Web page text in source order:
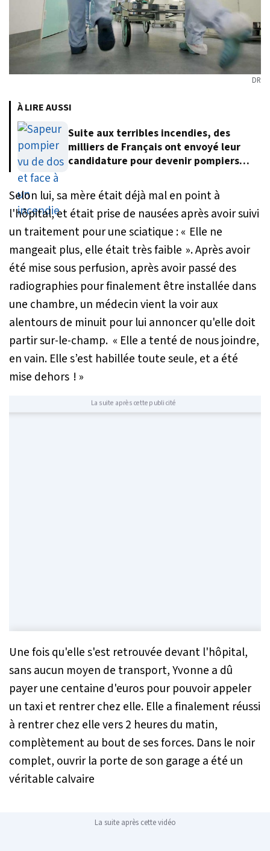
DR
À LIRE AUSSI
Suite aux terribles incendies, des
milliers de Français ont envoyé leur
candidature pour devenir pompiers
Selon lui, sa mère était déjà mal en point à
l'hôpital, et était prise de nausées après avoir suivi
un traitement pour une sciatique :« Elle ne
mangeait plus, elle était très faible ». Après avoir
été mise sous perfusion, après avoir passé des
radiographies pour finalement être installée dans
une chambre, un médecin vient la voir aux
alentours de minuit pour lui annoncer qu'elle doit
partir sur-le-champ. « Elle a tenté de nous joindre,
en vain. Elle s’est habillée toute seule, et a été
mise dehors ! »
La suite après cette publicité
Une fois qu'elle s'est retrouvée devant l'hôpital,
sans aucun moyen de transport, Yvonne a dû
payer une centaine d'euros pour pouvoir appeler
un taxi et rentrer chez elle. Elle a finalement réussi
à rentrer chez elle vers 2 heures du matin,
complètement au bout de ses forces. Dans le noir
complet, ouvrir la porte de son garage a été un
véritable calvaire
La suite après cette vidéo